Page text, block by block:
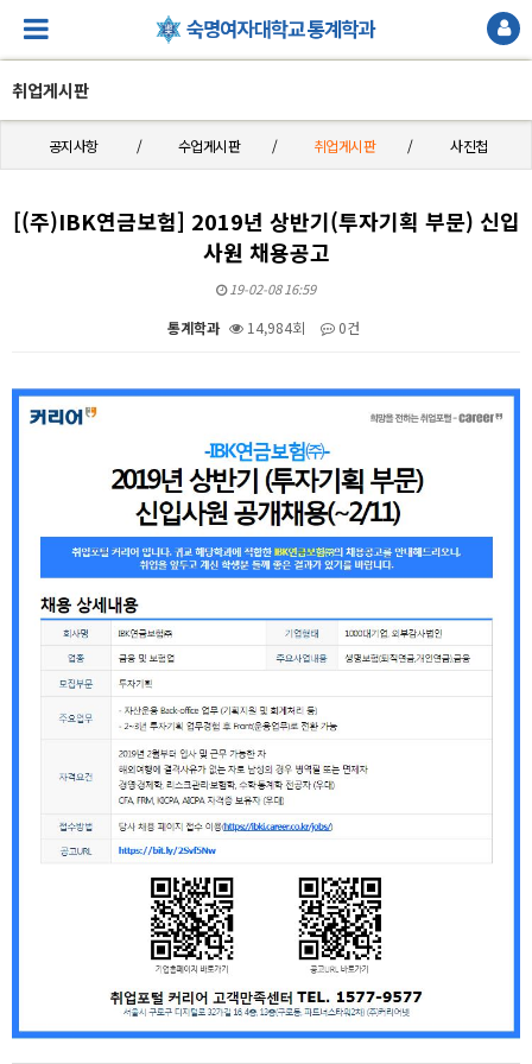
취업게시판
공지사항 수업게시판 취업게시판 사진첩
[(주)IBK연금보험] 2019년 상반기(투자기획 부문) 신입
사원 채용공고
19-02-08 16:59
통계학과 14,984회 0건
본문